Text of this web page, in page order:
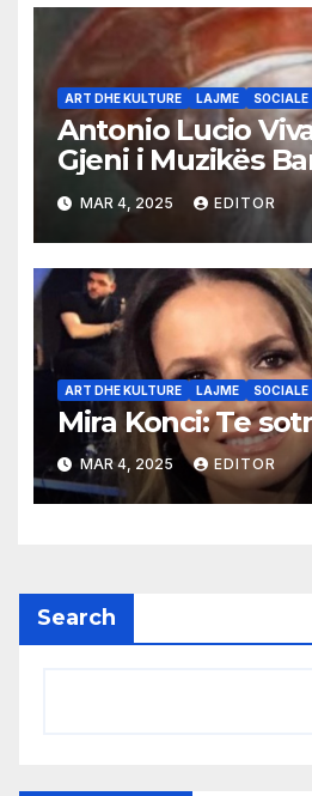
ART DHE KULTURE LAJME SOCIALE
Antonio Lucio
Gjeni i Muzikës
MAR 4, 2025 EDITOR
ART DHE KULTURE LAJME SOCIALE
Mira Konci: Te
MAR 4, 2025 EDITOR
Search